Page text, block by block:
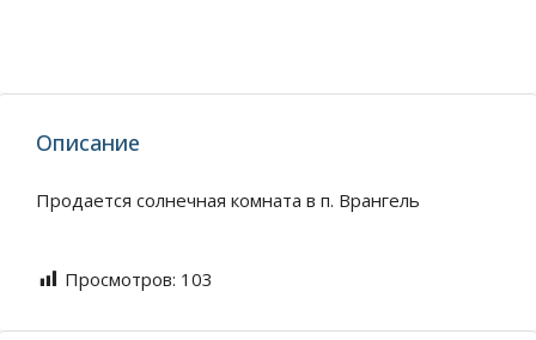
Описание
Продается солнечная комната в п. Врангель
Просмотров: 103